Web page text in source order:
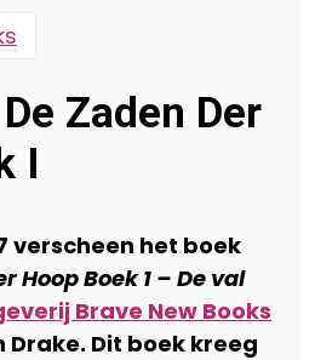
Zaden Der
I
verscheen het boek
Hoop Boek 1 – De val
Brave New Books
Dit boek kreeg